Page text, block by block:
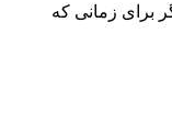
برای زمانی که